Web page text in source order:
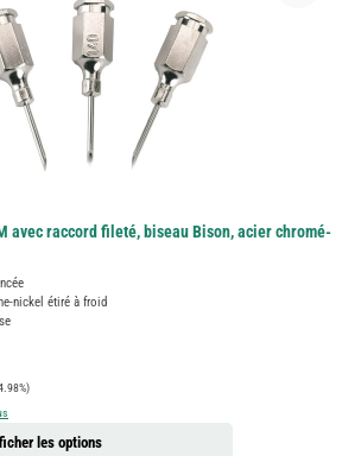
avec raccord fileté, biseau Bison, acier chromé-
nickel étiré à froid
les options